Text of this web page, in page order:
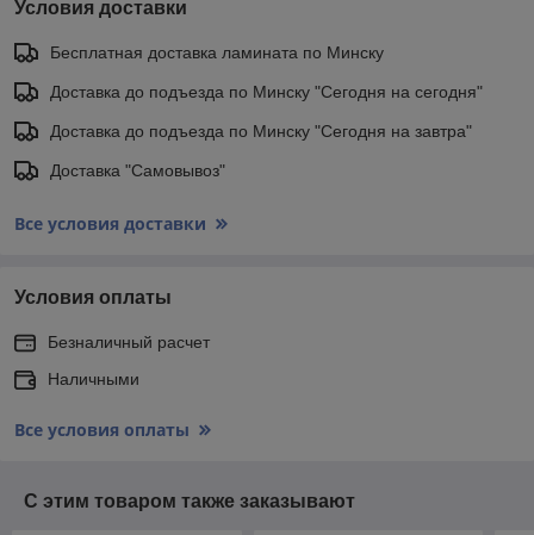
Условия доставки
Бесплатная доставка ламината по Минску
Доставка до подъезда по Минску "Сегодня на сегодня"
Доставка до подъезда по Минску "Сегодня на завтра"
Доставка "Самовывоз"
Все условия доставки
Условия оплаты
Безналичный расчет
Наличными
Все условия оплаты
С этим товаром также заказывают